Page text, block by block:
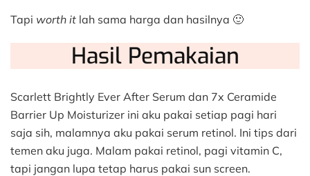
Tapi worth it lah sama harga dan hasilnya 🙂
Hasil Pemakaian
Scarlett Brightly Ever After Serum dan 7x Ceramide
Barrier Up Moisturizer ini aku pakai setiap pagi hari
saja sih, malamnya aku pakai serum retinol. Ini tips dari
temen aku juga. Malam pakai retinol, pagi vitamin C,
tapi jangan lupa tetap harus pakai sun screen.